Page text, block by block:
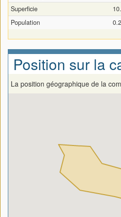
Superficie
Population
Position sur la
La position géographique de la